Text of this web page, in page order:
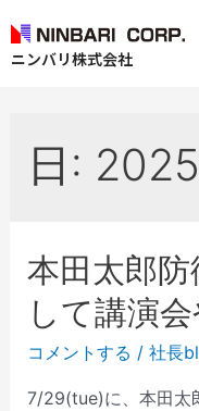
ニンバリ株式会社
日:
本田太郎
して講演
コメントする / 社長
7/29(tue)に、本田太